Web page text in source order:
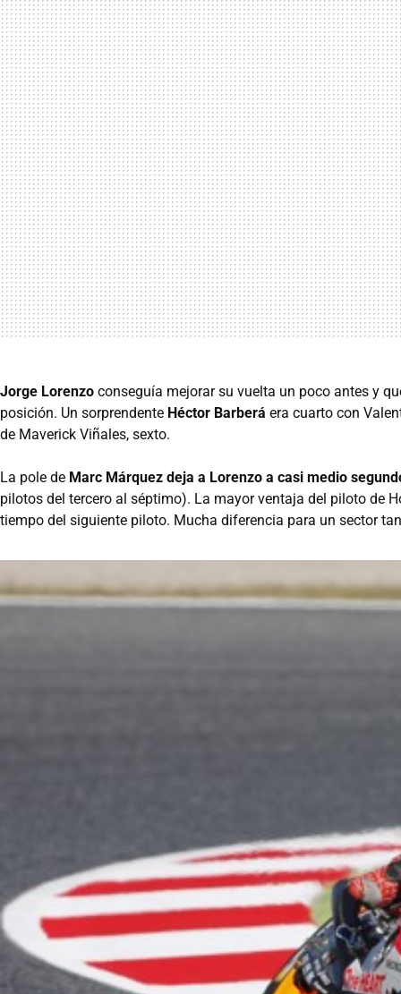
Jorge Lorenzo conseguía mejorar su vuelta un poco antes y
posición. Un sorprendente Héctor Barberá era cuarto con
de Maverick Viñales, sexto.
La pole de Marc Márquez deja a Lorenzo a casi medio
pilotos del tercero al séptimo). La mayor ventaja del piloto de
tiempo del siguiente piloto. Mucha diferencia para un sector